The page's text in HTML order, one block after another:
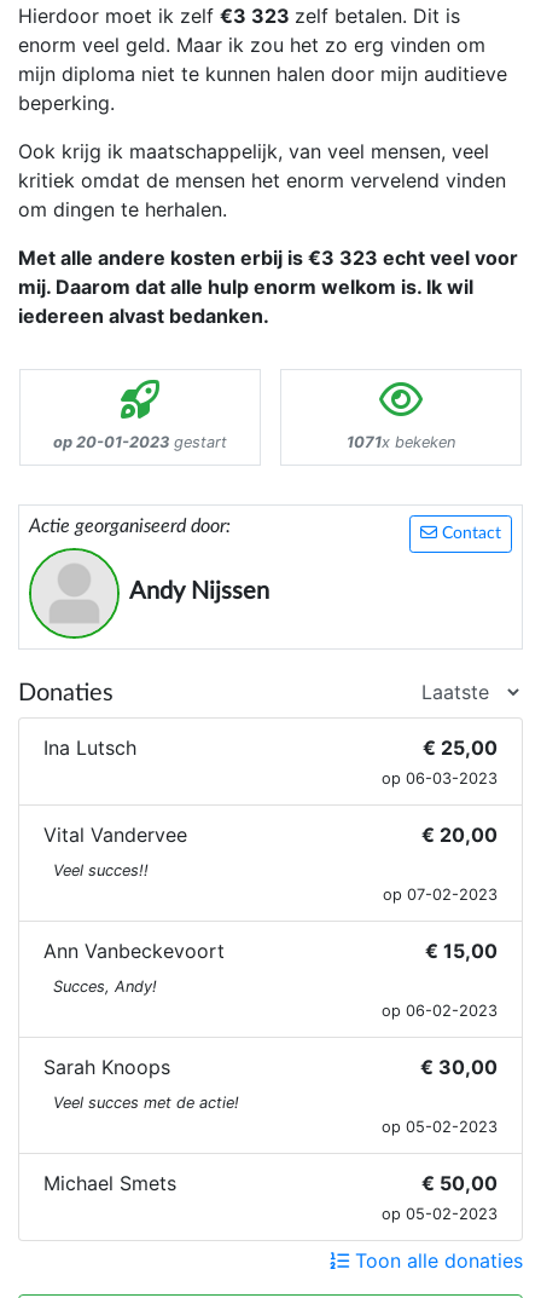
Hierdoor moet ik zelf €3 323 zelf betalen. Dit is
enorm veel geld. Maar ik zou het zo erg vinden om
mijn diploma niet te kunnen halen door mijn auditieve
beperking.
Ook krijg ik maatschappelijk, van veel mensen, veel
kritiek omdat de mensen het enorm vervelend vinden
om dingen te herhalen.
Met alle andere kosten erbij is €3 323 echt veel voor
mij. Daarom dat alle hulp enorm welkom is. Ik wil
iedereen alvast bedanken.
op 20-01-2023 gestart 1071x bekeken
Contact
Actie georganiseerd door:
Andy Nijssen
Donaties
Ina Lutsch € 25,00
op 06-03-2023
Vital Vandervee € 20,00
Veel succes!!
op 07-02-2023
Ann Vanbeckevoort € 15,00
Succes, Andy!
op 06-02-2023
Sarah Knoops € 30,00
Veel succes met de actie!
op 05-02-2023
Michael Smets € 50,00
op 05-02-2023
Toon alle donaties